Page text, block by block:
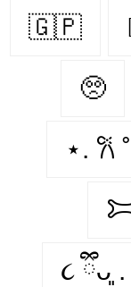
🇬🇵
🥺️
⋆. 𐙚 ˚
૮ ྀིᴗ͈